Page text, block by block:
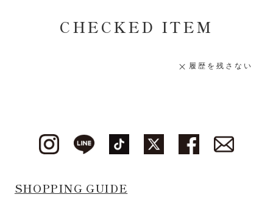
CHECKED ITEM
履歴を残さない
SHOPPING GUIDE